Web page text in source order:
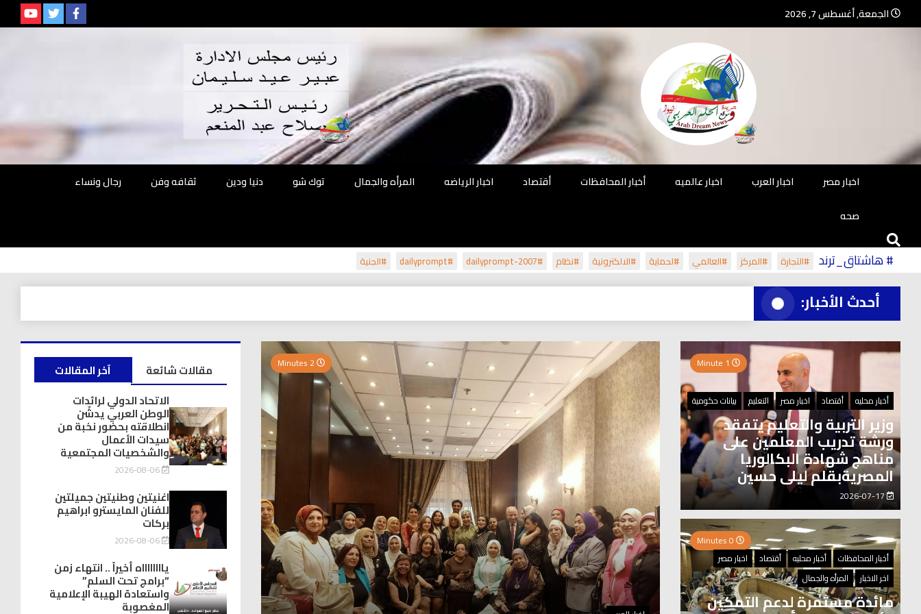
الجمعة, أغسطس 7, 2026
جريدة الحلم
العربي نيوز
جريدة مستقلة – صحافة تضيئ لك الواقع
اخبار مصر
اخبار العرب اخبار عالميه أخبار المحافظات أقتصاد اخبار الرياضه المرأه والجمال توك شو دنيا ودين ثقافه وفن
رجال ونساء
صحه
# هاشتاق_ترند #التجارة #المركز #العالمي #لحماية #الالكترونية #نظام #dailyprompt-2007
#dailyprompt #الجنية
أحدث الأخبار:
أخبار محليه أقتصاد اخبار مصر التعليم بيانات حكومية
وزير التربية والتعليم يتفقد
ورشة تدريب المعلمين على
مناهج شهادة البكالوريا
المصريةبقلم ليلى حسين
2026-07-17
أخبار المحافظات
أخبار محليه أقتصاد
اخبار مصر
اخر الاخبار
المرأه والجمال
مائدة مستمرة لدعم التمكين
0 Minutes آخر المقالات
مقالات شائعة
الاتحاد الدولي لرائدات
الوطن العربي يدشّن
انطلاقته بحضور نخبة من
سيدات الأعمال
والشخصيات المجتمعية
2026-08-06
اغنيتين وطنيتين جميلتين
للفنان المايسترو ابراهيم
بركات
2026-08-06
يااااااااه أخيراً .. انتهاء زمن
“برامج تحت السلم”
واستعادة الهيبة الإعلامية
المغصوبة